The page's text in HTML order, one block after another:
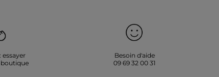
essayer
boutique
Besoin d'aide
09 69 32 00 31